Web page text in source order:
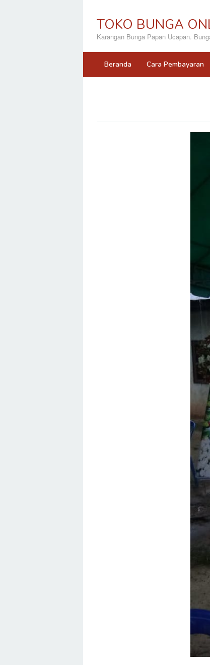
TOKO BUNGA
Karangan Bunga Papan Ucapan.
Beranda Cara Pembayaran